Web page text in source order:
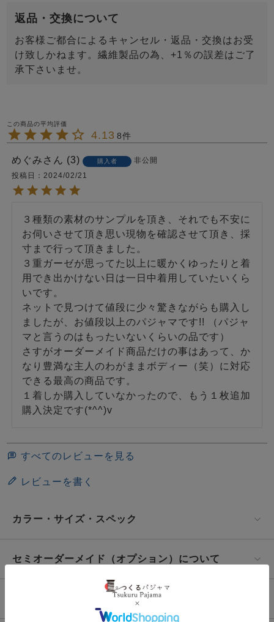
返品・交換について
お客様ご都合によるキャンセル・返品・交換はお受
け致しかねます。繊維製品の為、+1％の誤差はご了
承下さいませ。
4.13 8
めぐみ 3 購入者
非公開
投稿日
2024/02/21
３種類の素材のサンプルを頂き、それでも不安に
お伺いさせて頂き思い現物を確認させて頂き、採
寸まで行って頂きました。
３重ガーゼが思ってた以上に暖かくゆったりと着
用でき出かけない日は一日中着用していたいくら
いです。
ネットで見つけて値段に少々驚きながらも購入し
ましたが、お値段以上のパジャマです!! （パジャ
マと言うのはもったいないくらいの品です）
さすがオーダーメイド商品だけの事はあって、か
なり豊満な主人のわがままボディー（笑）に対応
できる最高の商品です。
１着しか購入していなかったので、もう１枚追加
すべてのレビューを見る
レビューを書く
カラー・サイズ・スペック
セミオーダーメイド（オプション）について
お洗濯・取扱いについて